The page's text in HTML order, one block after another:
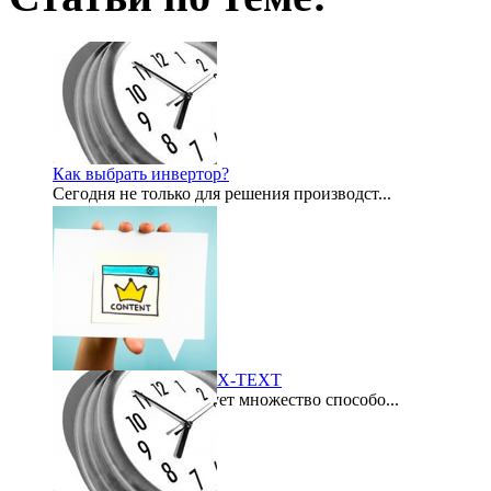
Как выбрать инвертор?
Сегодня не только для решения производст...
Биржа контента LYNIX-TEXT
В интернете существует множество способо...
2015-09-21